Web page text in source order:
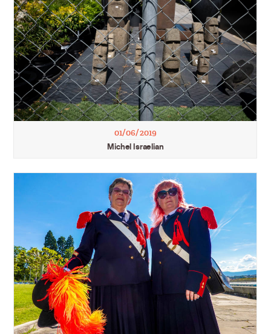
01/06/2019
Michel Israelian